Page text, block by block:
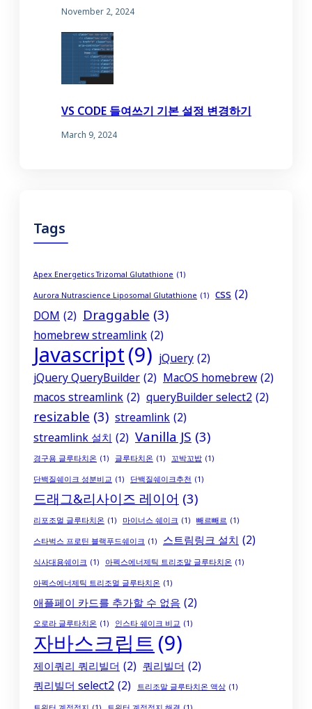
November 2, 2024
VS CODE 들여쓰기 기본 설정 변경하기
March 9, 2024
Tags
Apex Energetics Trizomal Glutathione (1)
Aurora Nutrascience Liposomal Glutathione (1) css (2)
DOM (2) Draggable (3)
homebrew streamlink (2)
Javascript(9) jQuery (2)
jQuery QueryBuilder (2) MacOS homebrew (2)
macos streamlink (2) queryBuilder select2 (2)
resizable (3) streamlink (2)
streamlink 설치 (2) Vanilla JS (3)
경구용 글루타치온 (1) 글루타치온 (1) 꼬박꼬밥 (1)
단백질쉐이크 성분비교 (1) 단백질쉐이크추천 (1)
드래그&리사이즈 레이어 (3)
리포조멀 글루타치온 (1) 마이너스 쉐이크 (1) 빼르빼르 (1)
스타벅스 프로틴 블랙푸드쉐이크 (1) 스트림링크 설치 (2)
식사대용쉐이크 (1) 아펙스에너제틱 트리조말 글루타치온 (1)
아펙스에너제틱 트리조멀 글루타치온 (1)
애플페이 카드를 추가할 수 없음 (2)
오로라 글루타치온 (1) 인스타 쉐이크 비교 (1)
자바스크립트 (9)
제이쿼리 쿼리빌더 (2) 쿼리빌더 (2)
쿼리빌더 select2 (2) 트리조말 글루타치온 액상 (1)